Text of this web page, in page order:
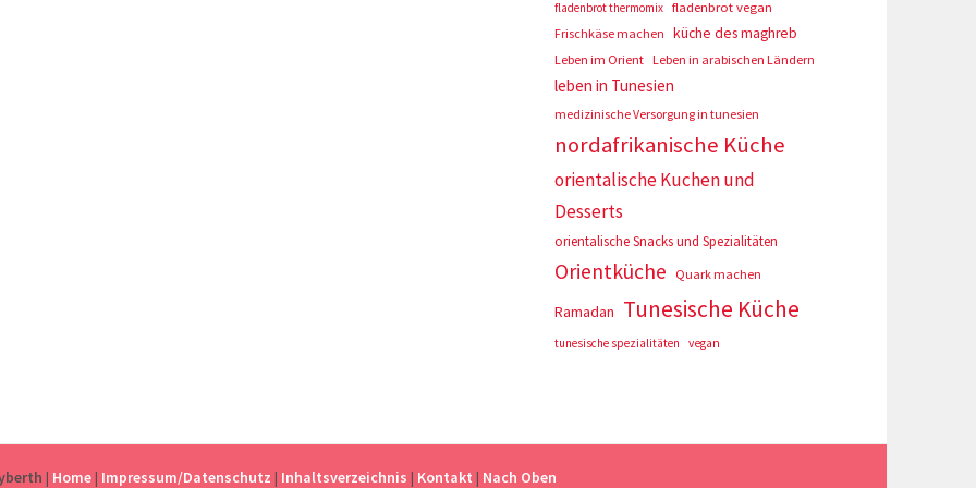
fladenbrot thermomix fladenbrot vegan
Frischkäse machen küche des maghreb
Leben im Orient Leben in arabischen Ländern
leben in Tunesien
medizinische Versorgung in tunesien
nordafrikanische Küche
orientalische Kuchen und
Desserts
orientalische Snacks und Spezialitäten
Orientküche Quark machen
Ramadan Tunesische Küche
tunesische spezialitäten vegan
| Home| Impressum/Datenschutz | Inhaltsverzeichnis | Kontakt | Nach Oben